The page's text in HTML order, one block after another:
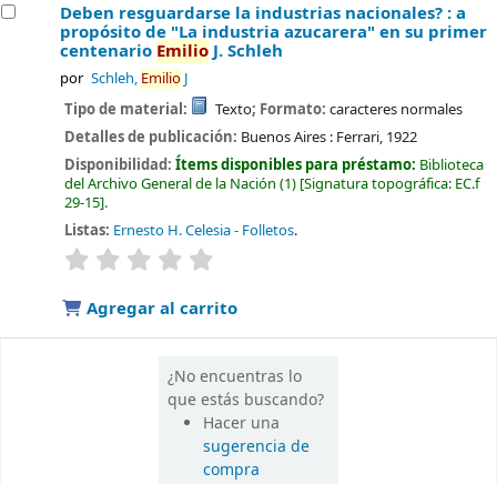
Deben resguardarse la industrias nacionales? : a
propósito de "La industria azucarera" en su primer
centenario Emilio J. Schleh
por Schleh, EmilioJ
Tipo de material: Texto; Formato: caracteres normales
Detalles de publicación: Buenos Aires : Ferrari, 1922
Disponibilidad:Ítems disponibles para préstamo: Biblioteca
del Archivo General de la Nación (1) Signatura topográfica: EC.f
29-15 .
Listas: Ernesto H. Celesia - Folletos.
valoración
Agregar al carrito
¿No encuentras lo
que estás buscando?
Hacer una
sugerencia de
compra